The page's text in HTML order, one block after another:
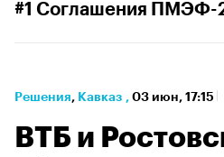
#1 Соглашения ПМЭФ-
Решения⁠, Кавказ , 03 июн, 17:15
​ВТБ и